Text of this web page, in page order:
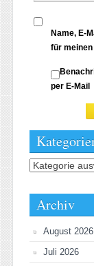
Name, E-
für
per E-Mail
Kategorien
Archiv
August 2026
Juli 2026